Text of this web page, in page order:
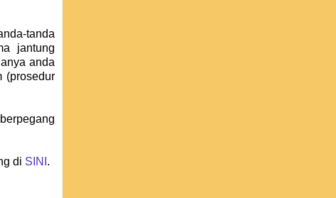
tanda
jantung
anda
(prosedur
di SINI .